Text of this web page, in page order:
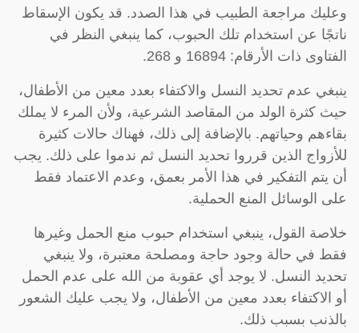
وعليك مراجعة الطبيب في هذا الصدد. قد يكون الإسقاط
ناتجًا عن استخدام تلك الحبوب، كما ينبغي النظر في
الفتاوى ذات الأرقام: 16894 و 268.
ينبغي عدم تحديد النسل والاكتفاء بعدد معين من الأطفال،
حيث كثرة الولد من المقاصد الشرعية، ولأن المرء لا يملك
بقاءهم وحياتهم. بالإضافة إلى ذلك، فهناك حالات كثيرة
للأزواج الذين قرروا تحديد النسل ثم ندموا على ذلك. يجب
أن يتم التفكير في هذا الأمر بعمق، وعدم الاعتماد فقط
على الوسائل المنع الحملية.
خلاصة القول، ينبغي استخدام حبوب منع الحمل وغيرها
فقط في حالة وجود حاجة ومصلحة معتبرة، ولا ينبغي
تحديد النسل. لا يوجد أي عقوبة من الله على عدم الحمل
أو الاكتفاء بعدد معين من الأطفال، ولا يجب عليك الشعور
بالذنب بسبب ذلك.